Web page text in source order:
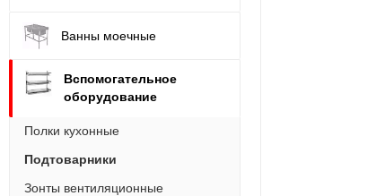
Ванны моечные
Вспомогательное
оборудование
Полки кухонные
Подтоварники
Зонты вентиляционные